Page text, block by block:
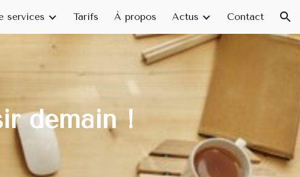
services Tarifs À propos Actus Contact
demain!